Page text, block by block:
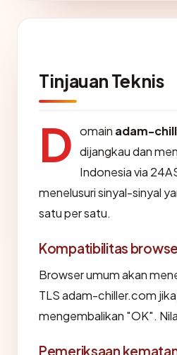
Tinjauan Teknis
D omain adam-
dijangkau dan
Indonesia via
menelusuri sinyal-sinyal
satu per satu.
Kompatibilitas
Browser umum akan
TLS adam-chiller.com
mengembalikan "OK".
Pemeriksaan